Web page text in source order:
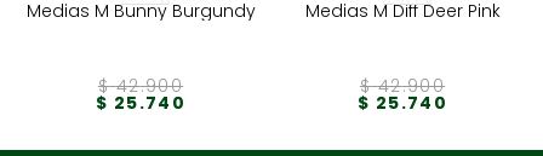
Medias M Bunny Burgundy
$ 42.900
$ 25.740
Medias M Diff Deer Pink
$ 42.900
$ 25.740